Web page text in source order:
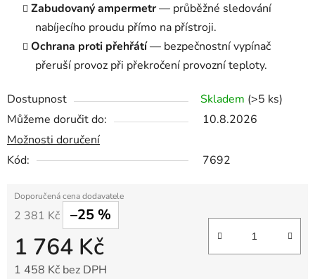
Zabudovaný ampermetr— průběžné sledování
nabíjecího proudu přímo na přístroji.
Ochrana proti přehřátí— bezpečnostní vypínač
přeruší provoz při překročení provozní teploty.
Dostupnost Skladem (>5 ks)
Můžeme doručit do:
10.8.2026
Možnosti doručení
Kód:
7692
2 381 Kč –25 %
1 764 Kč
1 458 Kč bez DPH